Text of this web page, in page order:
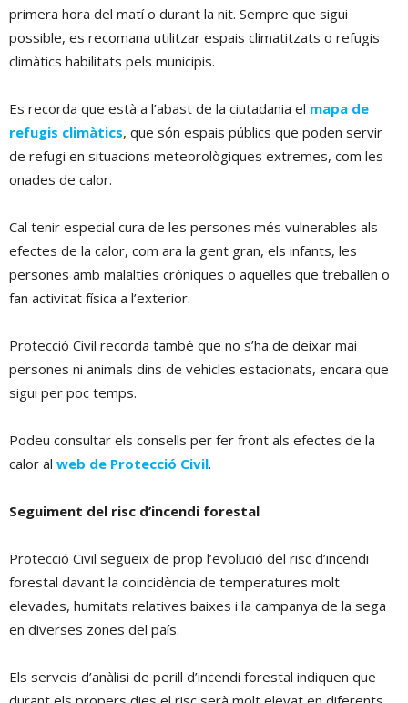
primera hora del matí o durant la nit. Sempre que sigui
possible, es recomana utilitzar espais climatitzats o refugis
climàtics habilitats pels municipis.
Es recorda que està a l’abast de la ciutadania el mapa de
refugis climàtics, que són espais públics que poden servir
de refugi en situacions meteorològiques extremes, com les
onades de calor.
Cal tenir especial cura de les persones més vulnerables als
efectes de la calor, com ara la gent gran, els infants, les
persones amb malalties cròniques o aquelles que treballen o
fan activitat física a l’exterior.
Protecció Civil recorda també que no s’ha de deixar mai
persones ni animals dins de vehicles estacionats, encara que
sigui per poc temps.
Podeu consultar els consells per fer front als efectes de la
calor al web de Protecció Civil.
Seguiment del risc d’incendi forestal
Protecció Civil segueix de prop l’evolució del risc d’incendi
forestal davant la coincidència de temperatures molt
elevades, humitats relatives baixes i la campanya de la sega
en diverses zones del país.
Els serveis d’anàlisi de perill d’incendi forestal indiquen que